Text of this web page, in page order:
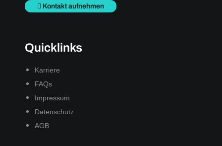
Kontakt aufnehmen
Quicklinks
Karriere
FAQs
Impressum
Datenschutz
AGB